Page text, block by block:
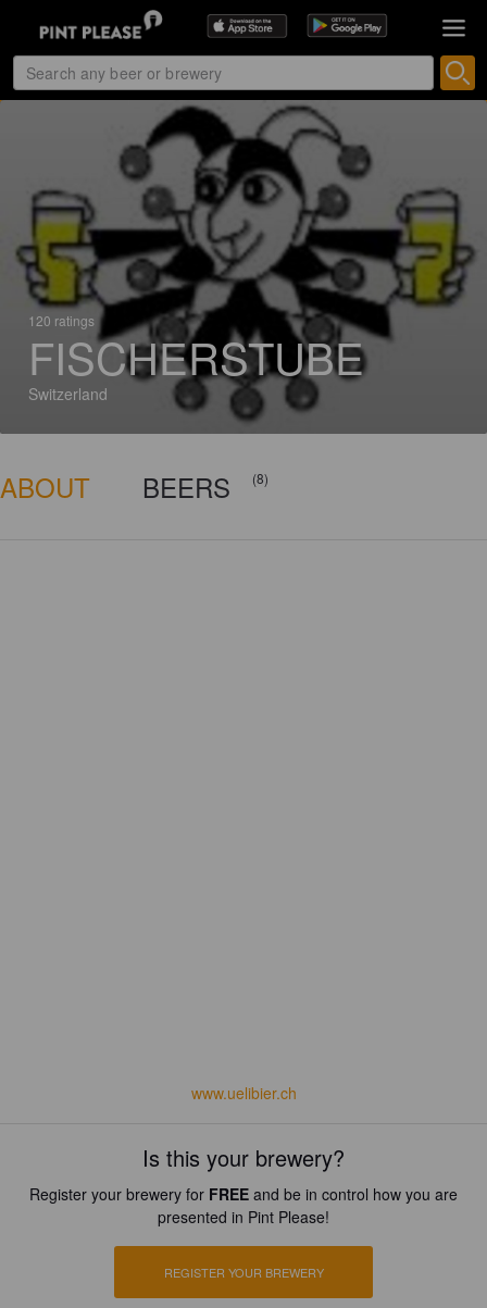
120 ratings
FISCHERSTUBE
Switzerland
ABOUT BEERS (8)
www.uelibier.ch
Is this your brewery?
Register your brewery for FREE and be in control how you are
presented in Pint Please!
REGISTER YOUR BREWERY